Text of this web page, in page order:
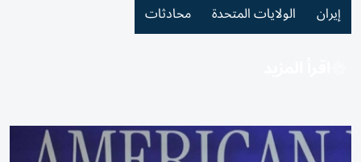
إيران الولايات المتحدة محادثات